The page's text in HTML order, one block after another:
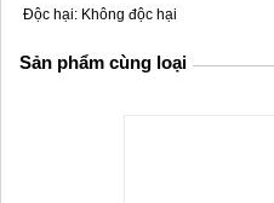
Độc hại: Không độc hại
Sản phẩm cùng loại